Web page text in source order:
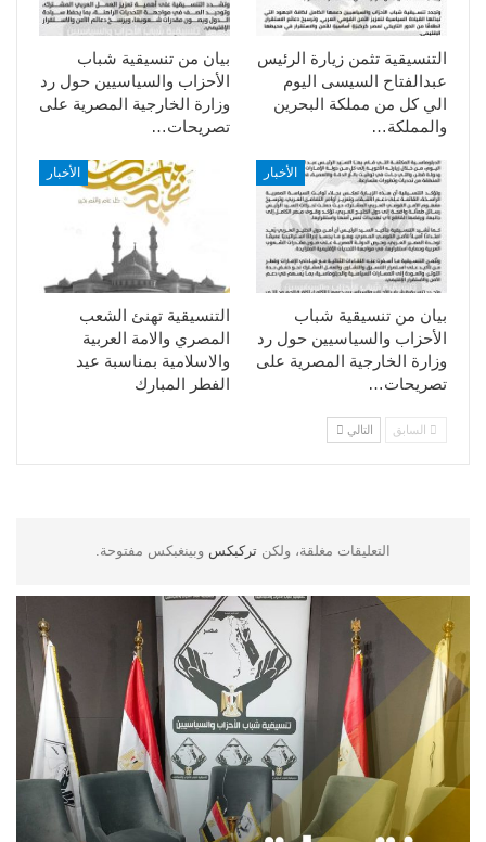
بيان من تنسيقية شباب
الأحزاب والسياسيين حول رد
وزارة الخارجية المصرية على
تصريحات…
التنسيقية تثمن زيارة الرئيس
عبدالفتاح السيسى اليوم
الي كل من مملكة البحرين
والمملكة…
الأخبار
التنسيقية تهنئ الشعب
المصري والامة العربية
والاسلامية بمناسبة عيد
الفطر المبارك
الأخبار
بيان من تنسيقية شباب
الأحزاب والسياسيين حول رد
وزارة الخارجية المصرية على
تصريحات…
السابق التالي
التعليقات مغلقة، ولكن تركبكس وبينغبكس مفتوحة.